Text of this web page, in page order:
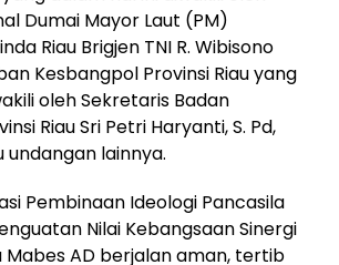
Dumai Mayor Laut (PM)
Riau Brigjen TNI R. Wibisono
Kesbangpol Provinsi Riau yang
oleh Sekretaris Badan
Riau Sri Petri Haryanti, S. Pd,
lainnya.
Pembinaan Ideologi Pancasila
Nilai Kebangsaan Sinergi
Mabes AD berjalan aman, tertib